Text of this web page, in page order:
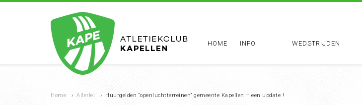
HOME INFO WEDSTRIJDEN
Home › Allerlei › Huurgelden “openluchtterreinen” gemeente Kapellen – een update !